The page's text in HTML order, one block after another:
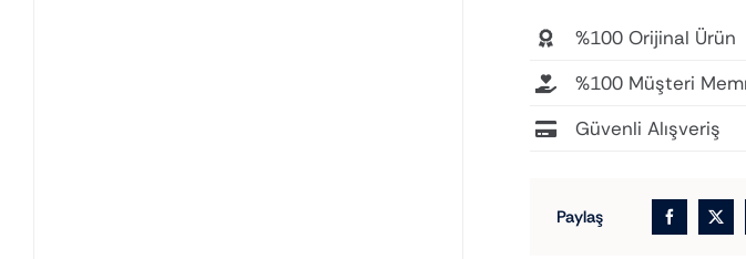
%100 Orijinal Ürün
%100 Müşteri
Güvenli Alışveriş
Paylaş